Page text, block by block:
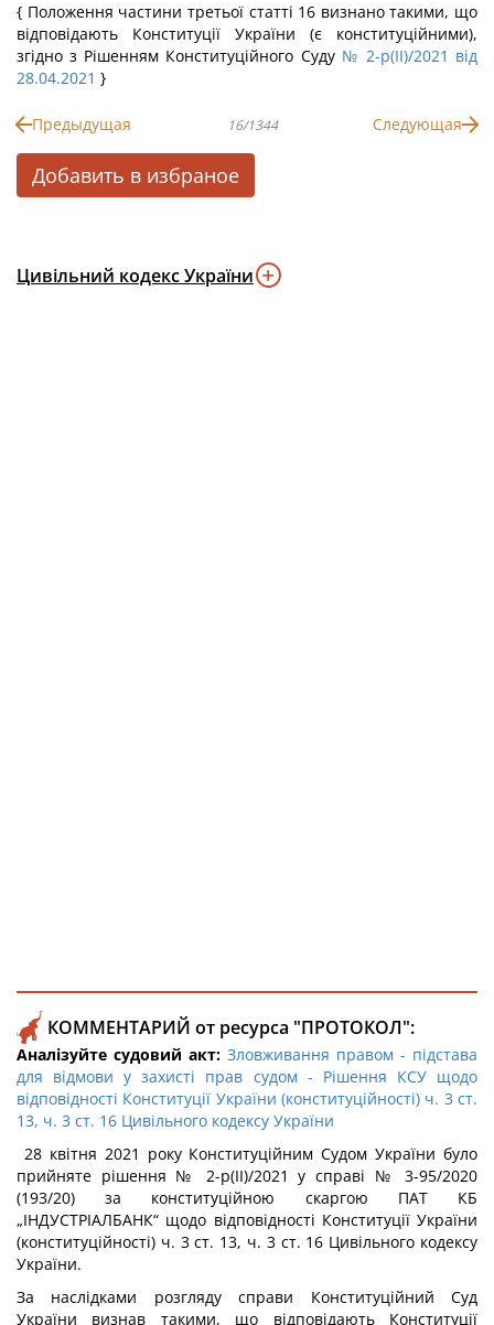
{ Положення частини третьої статті 16 визнано такими, що
відповідають Конституції України (є конституційними),
згідно з Рішенням Конституційного Суду № 2-р(II)/2021 від
28.04.2021 }
Предыдущая 16/1344 Следующая
Добавить в избраное
Цивільний кодекс України
КОММЕНТАРИЙ от ресурса "ПРОТОКОЛ":
Аналізуйте судовий акт: Зловживання правом - підстава
для відмови у захисті прав судом - Рішення КСУ щодо
відповідності Конституції України (конституційності) ч. 3 ст.
13, ч. 3 ст. 16 Цивільного кодексу України
28 квітня 2021 року Конституційним Судом України було
прийняте рішення № 2-р(II)/2021 у справі № 3-95/2020
(193/20) за конституційною скаргою ПАТ КБ
„ІНДУСТРІАЛБАНК“ щодо відповідності Конституції України
(конституційності) ч. 3 ст. 13, ч. 3 ст. 16 Цивільного кодексу
України.
За наслідками розгляду справи Конституційний Суд
України визнав такими, що відповідають Конституції